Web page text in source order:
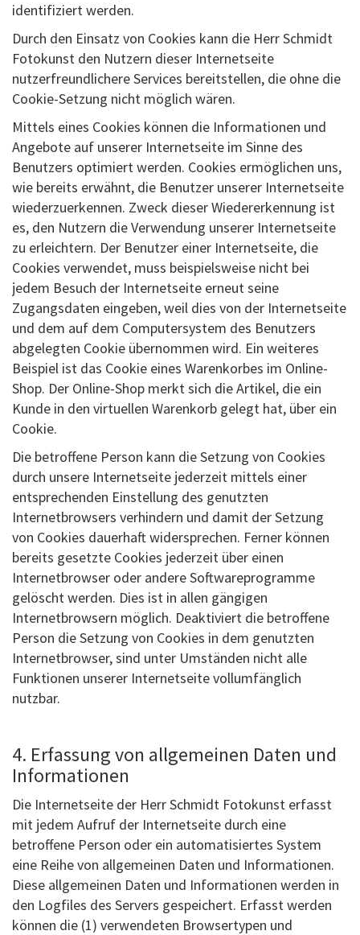
identifiziert werden.
Durch den Einsatz von Cookies kann die Herr Schmidt
Fotokunst den Nutzern dieser Internetseite
nutzerfreundlichere Services bereitstellen, die ohne die
Cookie-Setzung nicht möglich wären.
Mittels eines Cookies können die Informationen und
Angebote auf unserer Internetseite im Sinne des
Benutzers optimiert werden. Cookies ermöglichen uns,
wie bereits erwähnt, die Benutzer unserer Internetseite
wiederzuerkennen. Zweck dieser Wiedererkennung ist
es, den Nutzern die Verwendung unserer Internetseite
zu erleichtern. Der Benutzer einer Internetseite, die
Cookies verwendet, muss beispielsweise nicht bei
jedem Besuch der Internetseite erneut seine
Zugangsdaten eingeben, weil dies von der Internetseite
und dem auf dem Computersystem des Benutzers
abgelegten Cookie übernommen wird. Ein weiteres
Beispiel ist das Cookie eines Warenkorbes im Online-
Shop. Der Online-Shop merkt sich die Artikel, die ein
Kunde in den virtuellen Warenkorb gelegt hat, über ein
Cookie.
Die betroffene Person kann die Setzung von Cookies
durch unsere Internetseite jederzeit mittels einer
entsprechenden Einstellung des genutzten
Internetbrowsers verhindern und damit der Setzung
von Cookies dauerhaft widersprechen. Ferner können
bereits gesetzte Cookies jederzeit über einen
Internetbrowser oder andere Softwareprogramme
gelöscht werden. Dies ist in allen gängigen
Internetbrowsern möglich. Deaktiviert die betroffene
Person die Setzung von Cookies in dem genutzten
Internetbrowser, sind unter Umständen nicht alle
Funktionen unserer Internetseite vollumfänglich
nutzbar.
4. Erfassung von allgemeinen Daten und
Informationen
Die Internetseite der Herr Schmidt Fotokunst erfasst
mit jedem Aufruf der Internetseite durch eine
betroffene Person oder ein automatisiertes System
eine Reihe von allgemeinen Daten und Informationen.
Diese allgemeinen Daten und Informationen werden in
den Logfiles des Servers gespeichert. Erfasst werden
können die (1) verwendeten Browsertypen und